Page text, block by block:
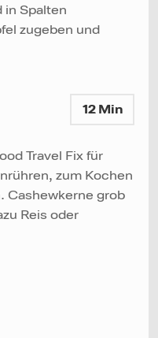
in Spalten
zugeben und
12 Min
Travel Fix für
zum Kochen
Cashewkerne grob
Reis oder